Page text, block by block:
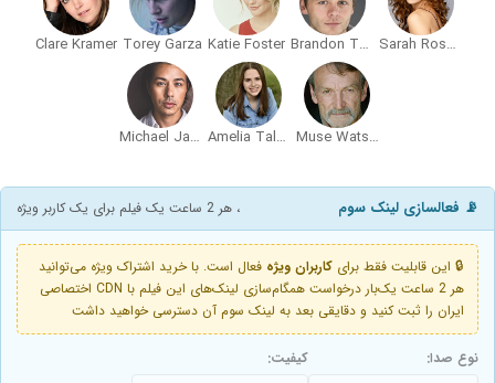
Sarah Rose Harper
Brandon Thane Wilson
Katie Foster
Torey Garza
Clare Kramer
Muse Watson
Amelia Talbot
Michael James Levy
📡 فعالسازی لینک سوم ، هر 2 ساعت یک فیلم برای یک کاربر ویژه
🔒 این قابلیت فقط برای کاربران ویژه فعال است. با خرید اشتراک ویژه می‌توانید
هر 2 ساعت یک‌بار درخواست همگام‌سازی لینک‌های این فیلم با CDN اختصاصی
ایران را ثبت کنید و دقایقی بعد به لینک سوم آن دسترسی خواهید داشت
نوع صدا: کیفیت: